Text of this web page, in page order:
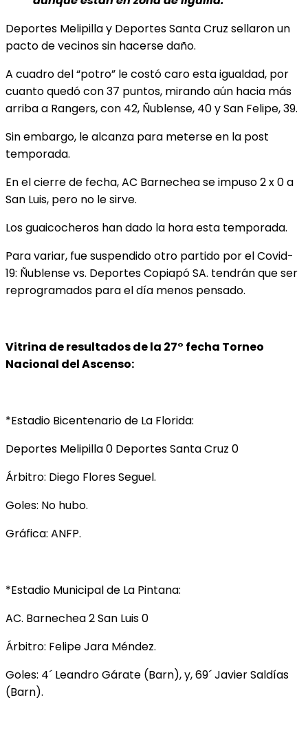
Deportes Melipilla y Deportes Santa Cruz sellaron un
pacto de vecinos sin hacerse daño.
A cuadro del “potro” le costó caro esta igualdad, por
cuanto quedó con 37 puntos, mirando aún hacia más
arriba a Rangers, con 42, Ñublense, 40 y San Felipe, 39.
Sin embargo, le alcanza para meterse en la post
temporada.
En el cierre de fecha, AC Barnechea se impuso 2 x 0 a
San Luis, pero no le sirve.
Los guaicocheros han dado la hora esta temporada.
Para variar, fue suspendido otro partido por el Covid-
19: Ñublense vs. Deportes Copiapó SA. tendrán que ser
reprogramados para el día menos pensado.
Vitrina de resultados de la 27° fecha Torneo
Nacional del Ascenso:
*Estadio Bicentenario de La Florida:
Deportes Melipilla 0 Deportes Santa Cruz 0
Árbitro: Diego Flores Seguel.
Goles: No hubo.
Gráfica: ANFP.
*Estadio Municipal de La Pintana:
AC. Barnechea 2 San Luis 0
Árbitro: Felipe Jara Méndez.
Goles: 4´ Leandro Gárate (Barn), y, 69´ Javier Saldías
(Barn).